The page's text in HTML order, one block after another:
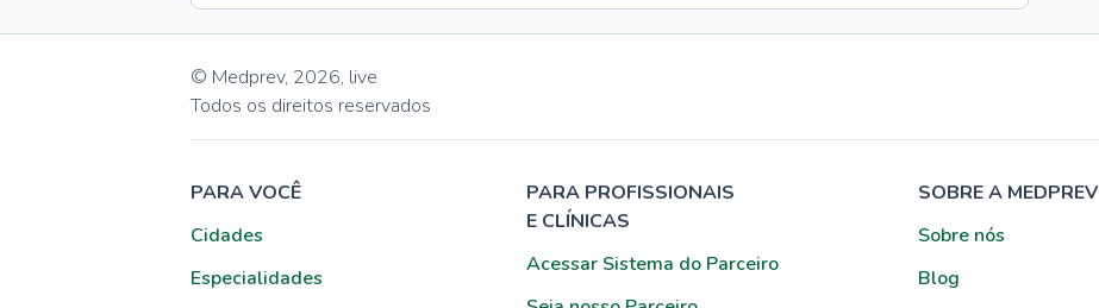
© Medprev, 2026, live
Todos os direitos reservados
PARA VOCÊ
Cidades
Especialidades
PARA PROFISSIONAIS
E CLÍNICAS
Acessar Sistema do Parceiro
SOBRE A MEDPREV
Sobre nós
Blog